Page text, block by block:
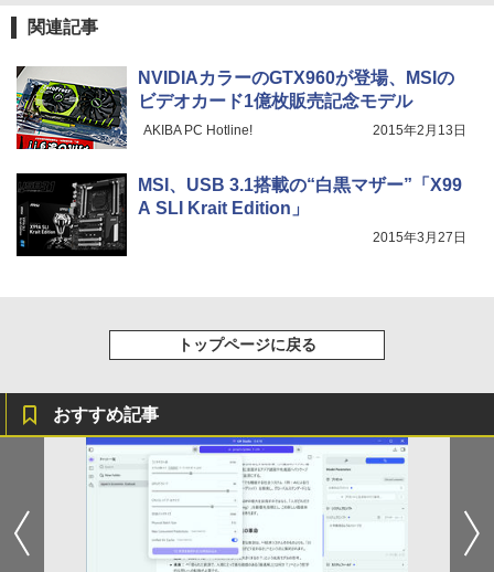
関連記事
NVIDIAカラーのGTX960が登場、MSIの
ビデオカード1億枚販売記念モデル
AKIBA PC Hotline! 2015年2月13日
MSI、USB 3.1搭載の“白黒マザー”「X99
A SLI Krait Edition」
2015年3月27日
トップページに戻る
おすすめ記事